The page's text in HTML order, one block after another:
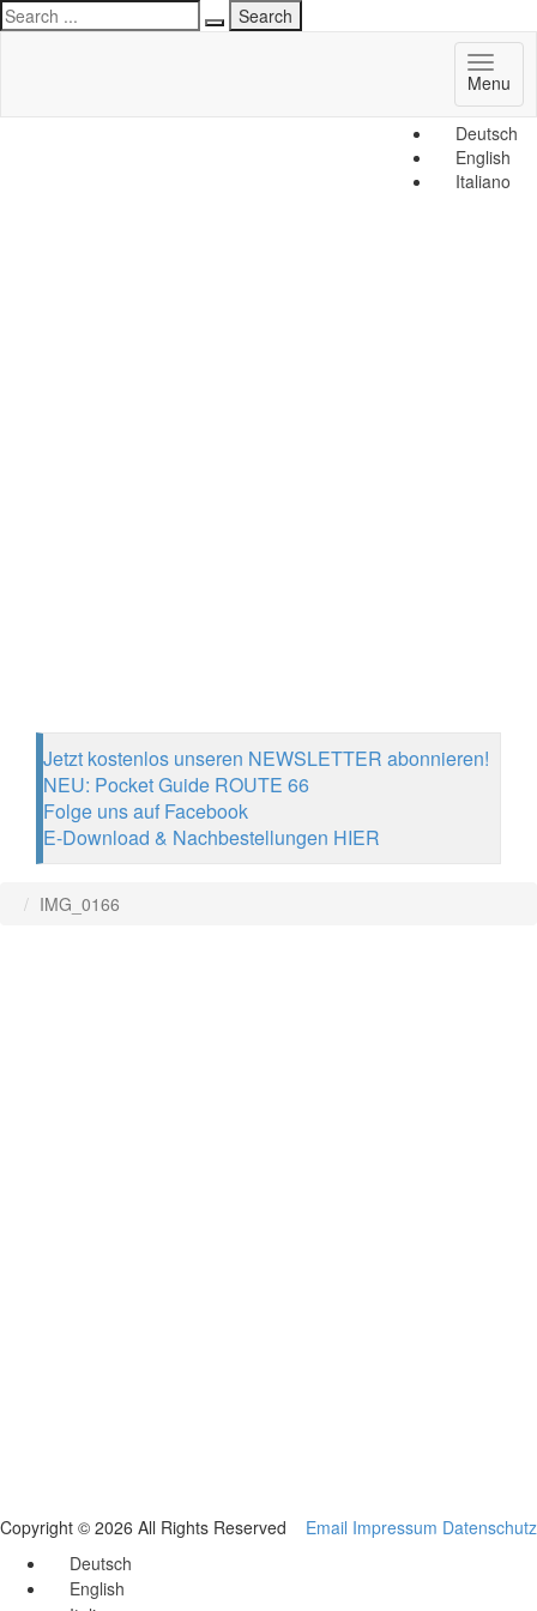
Deutsch
English
Italiano
Menu
Jetzt kostenlos unseren NEWSLETTER abonnieren!
NEU: Pocket Guide ROUTE 66
Folge uns auf Facebook
E-Download & Nachbestellungen HIER
IMG_0166
Copyright © 2026 All Rights Reserved Email Impressum Datenschutz
Deutsch
English